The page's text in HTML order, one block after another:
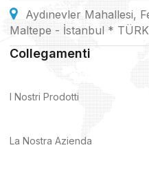
Aydınevler Mahallesi,
Maltepe - İstanbul *
Collegamenti
I Nostri Prodotti
La Nostra Azienda